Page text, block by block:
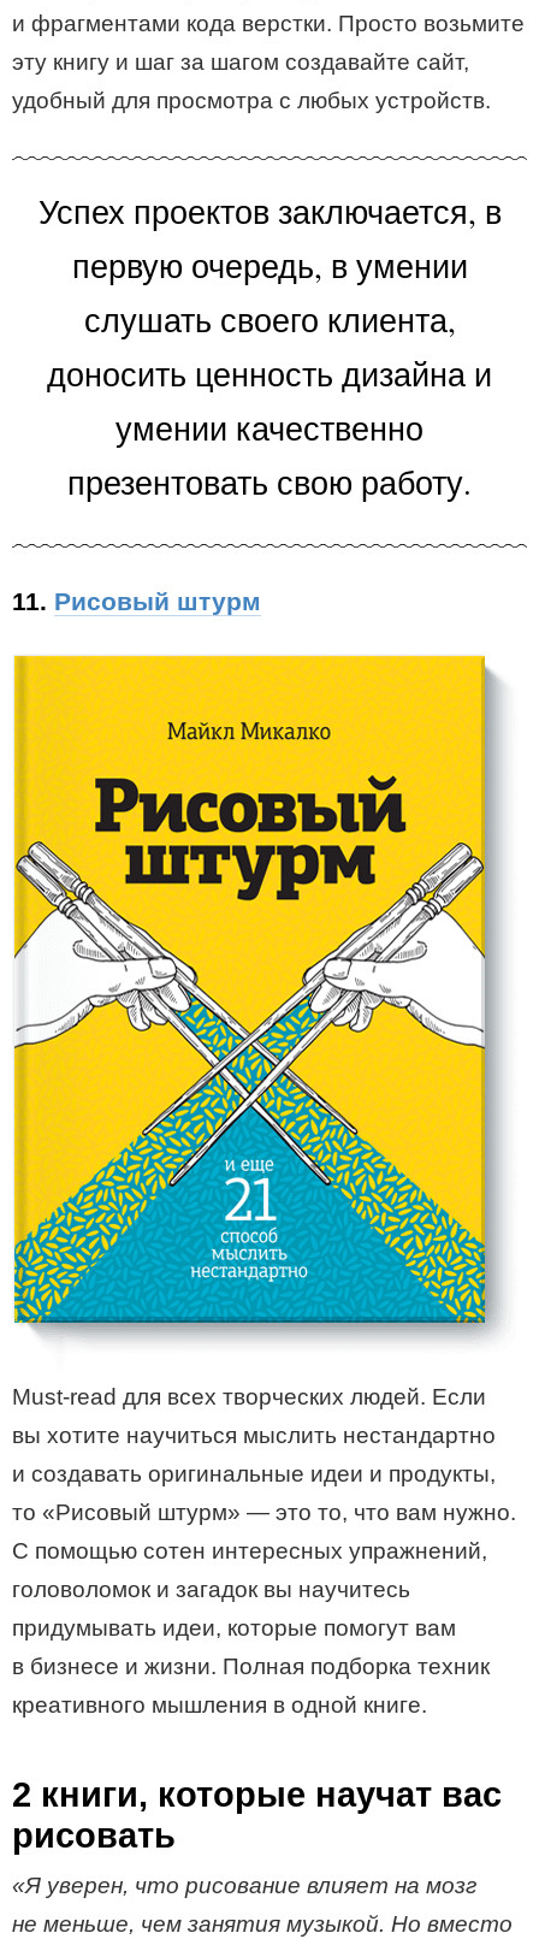
и фрагментами кода верстки. Просто возьмите
эту книгу и шаг за шагом создавайте сайт,
удобный для просмотра с любых устройств.
Успех проектов заключается, в
первую очередь, в умении
слушать своего клиента,
доносить ценность дизайна и
умении качественно
презентовать свою работу.
11. Рисовый штурм
Must-read для всех творческих людей. Если
вы хотите научиться мыслить нестандартно
и создавать оригинальные идеи и продукты,
то «Рисовый штурм» — это то, что вам нужно.
С помощью сотен интересных упражнений,
головоломок и загадок вы научитесь
придумывать идеи, которые помогут вам
в бизнесе и жизни. Полная подборка техник
креативного мышления в одной книге.
2 книги, которые научат вас
рисовать
«Я уверен, что рисование влияет на мозг
не меньше, чем занятия музыкой. Но вместо